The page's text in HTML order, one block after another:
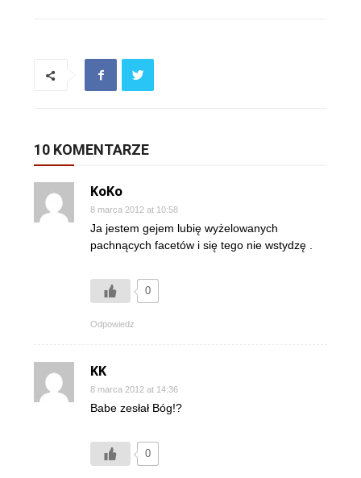
10 KOMENTARZE
KoKo
8 marca 2012 at 10:58
Ja jestem gejem lubię wyżelowanych
pachnących facetów i się tego nie wstydzę .
0
Odpowiedz
KK
8 marca 2012 at 14:36
Babe zesłał Bóg!?
0